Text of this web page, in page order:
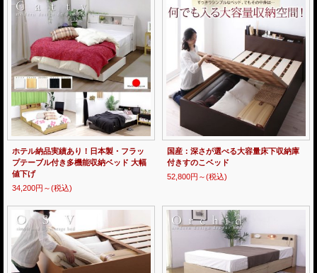
ホテル納品実績あり！日本製・フラッ
プテーブル付き多機能収納ベッド 大幅
値下げ
34,200円～(税込)
国産：深さが選べる大容量床下収納庫
付きすのこベッド
52,800円～(税込)